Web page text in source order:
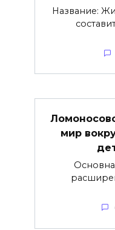
Название:
мир